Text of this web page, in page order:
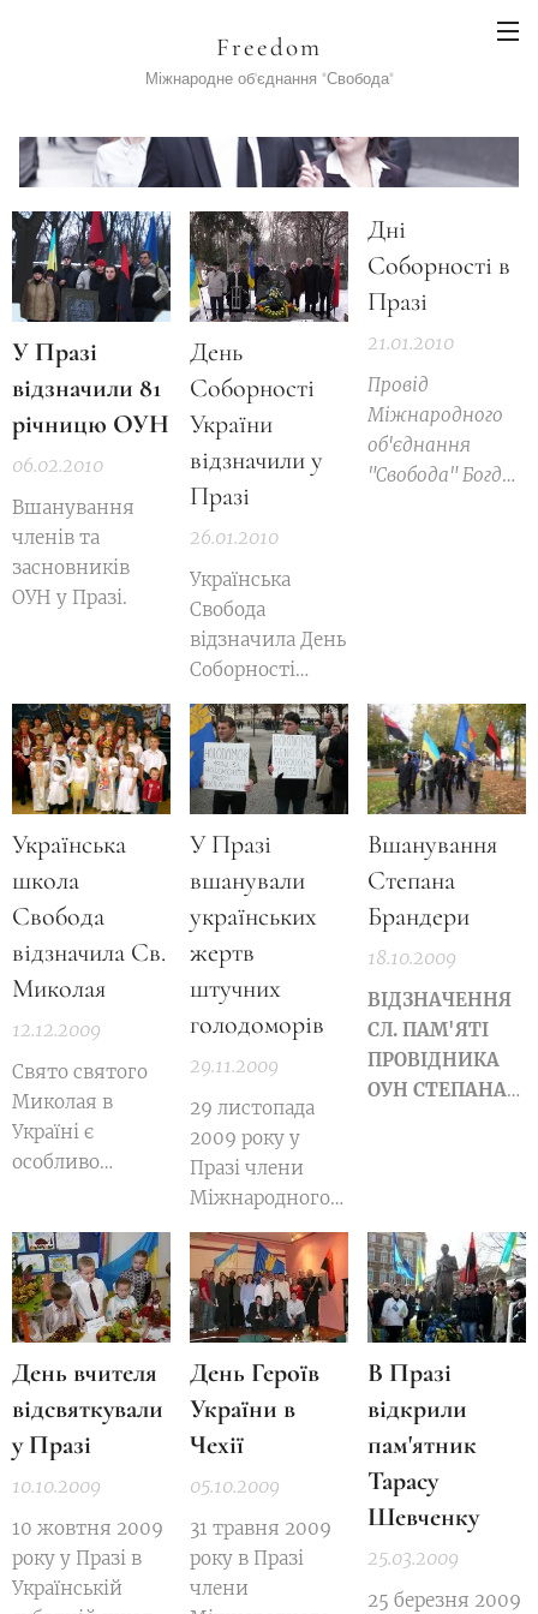
Freedom
Міжнародне об'єднання "Свобода"
У Празі
відзначили 81
річницю ОУН
06.02.2010
Вшанування
членів та
засновників
ОУН у Празі.
День
Соборності
України
відзначили у
Празі
26.01.2010
Українська
Свобода
відзначила День
Соборності
України у Празі.
Дні
Соборності в
Празі
21.01.2010
Провід
Міжнародного
об'єднання
"Свобода" Богдан
Українська
школа
Свобода
відзначила Св.
Миколая
12.12.2009
Свято святого
Миколая в
Україні є
особливо
святом. За
традицією, в ніч
з 18 на 19
грудня святий
Миколай
приносить
дітям
подарунки і
кладе їх під
подушку. Серед
дітей існує
традиція
У Празі
вшанували
українських
жертв
штучних
голодоморів
29.11.2009
29 листопада
2009 року у
Празі члени
Міжнародного
об'єднання
"Свобода" та
спільнота
прихильників
Всеукраїнського
об'єднання
"Свобода", чехи
й українці з
Республіки
взяли участь у
поминальній
ході із
Вшанування
Степана
Брандери
18.10.2009
ВІДЗНАЧЕННЯ
СЛ. ПАМ'ЯТІ
ПРОВІДНИКА
ОУН СТЕПАНА
День вчителя
відсвяткували
у Празі
10.10.2009
10 жовтня 2009
року у Празі в
Українській
День Героїв
України в
Чехії
05.10.2009
31 травня 2009
року в Празі
члени
В Празі
відкрили
пам'ятник
Тарасу
Шевченку
25.03.2009
25 березня 2009